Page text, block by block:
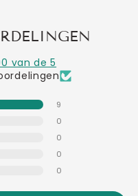
van de 5
9
0
0
0
0